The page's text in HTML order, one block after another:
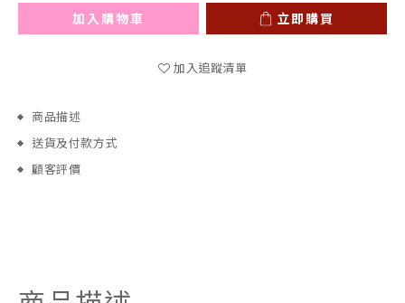
加入購物車 立即購買
加入追蹤清單
商品描述
送貨及付款方式
顧客評價